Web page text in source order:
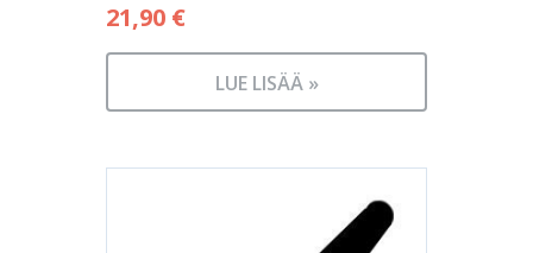
21,90 €
LUE LISÄÄ »